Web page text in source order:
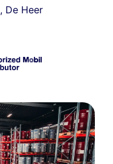
, De Heer